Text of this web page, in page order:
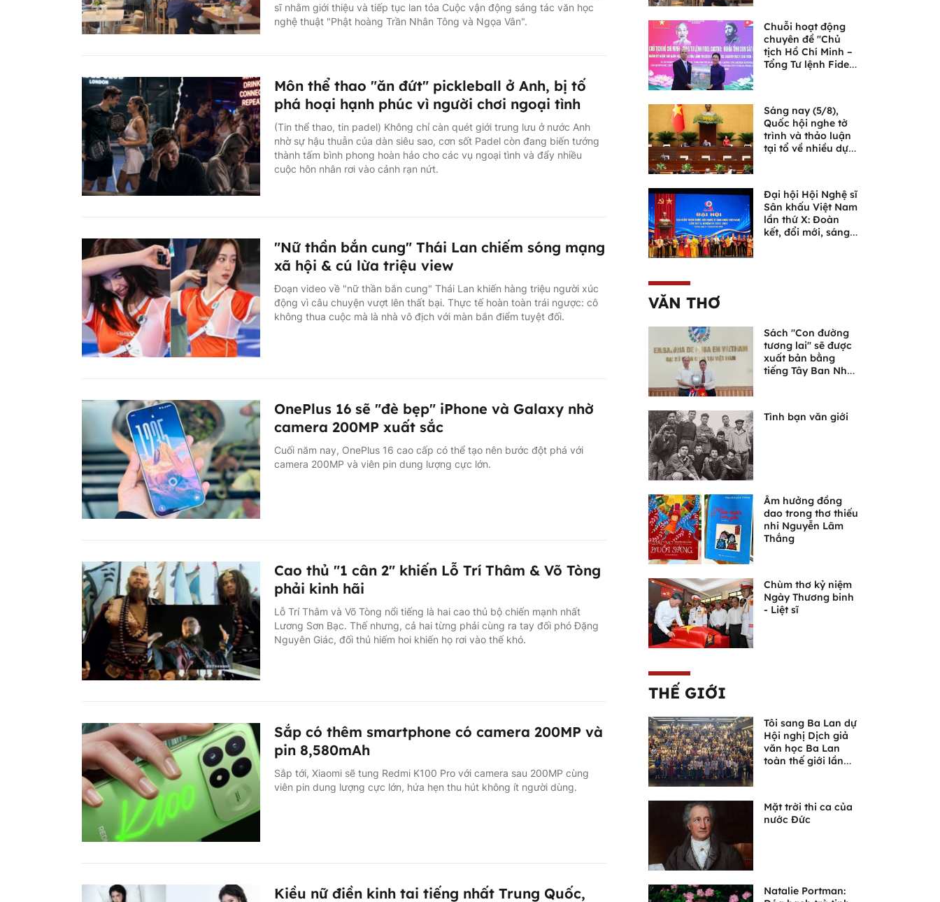
sĩ nhằm giới thiệu và tiếp tục lan tỏa Cuộc vận động sáng tác văn học
nghệ thuật "Phật hoàng Trần Nhân Tông và Ngọa Vân".
Môn thể thao "ăn đứt" pickleball ở Anh, bị tố
phá hoại hạnh phúc vì người chơi ngoại tình
(Tin thể thao, tin padel) Không chỉ càn quét giới trung lưu ở nước Anh
nhờ sự hậu thuẫn của dàn siêu sao, cơn sốt Padel còn đang biến tướng
thành tấm bình phong hoàn hảo cho các vụ ngoại tình và đẩy nhiều
cuộc hôn nhân rơi vào cảnh rạn nứt.
"Nữ thần bắn cung" Thái Lan chiếm sóng mạng
xã hội & cú lừa triệu view
Đoạn video về "nữ thần bắn cung" Thái Lan khiến hàng triệu người xúc
động vì câu chuyện vượt lên thất bại. Thực tế hoàn toàn trái ngược: cô
không thua cuộc mà là nhà vô địch với màn bắn điểm tuyệt đối.
OnePlus 16 sẽ "đè bẹp" iPhone và Galaxy nhờ
camera 200MP xuất sắc
Cuối năm nay, OnePlus 16 cao cấp có thể tạo nên bước đột phá với
camera 200MP và viên pin dung lượng cực lớn.
Cao thủ "1 cân 2" khiến Lỗ Trí Thâm & Võ Tòng
phải kinh hãi
Lỗ Trí Thâm và Võ Tòng nổi tiếng là hai cao thủ bộ chiến mạnh nhất
Lương Sơn Bạc. Thế nhưng, cả hai từng phải cùng ra tay đối phó Đặng
Nguyên Giác, đối thủ hiếm hoi khiến họ rơi vào thế khó.
Sắp có thêm smartphone có camera 200MP và
pin 8,580mAh
Sắp tới, Xiaomi sẽ tung Redmi K100 Pro với camera sau 200MP cùng
viên pin dung lượng cực lớn, hứa hẹn thu hút không ít người dùng.
Kiều nữ điền kinh tai tiếng nhất Trung Quốc,
Chuỗi hoạt động
chuyên đề "Chủ
tịch Hồ Chí Minh –
Tổng Tư lệnh Fidel
Sáng nay (5/8),
Quốc hội nghe tờ
trình và thảo luận
tại tổ về nhiều dự
Đại hội Hội Nghệ sĩ
Sân khấu Việt Nam
lần thứ X: Đoàn
kết, đổi mới, sáng
VĂN THƠ
Sách "Con đường
tương lai" sẽ được
xuất bản bằng
tiếng Tây Ban Nha
Tình bạn văn giới
Âm hưởng đồng
dao trong thơ thiếu
nhi Nguyễn Lãm
Thắng
Chùm thơ kỷ niệm
Ngày Thương binh
- Liệt sĩ
THẾ GIỚI
Tôi sang Ba Lan dự
Hội nghị Dịch giả
văn học Ba Lan
toàn thế giới lần
Mặt trời thi ca của
nước Đức
Natalie Portman: